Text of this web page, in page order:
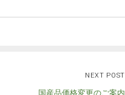
NEXT POST
国産品価格変更のご案内